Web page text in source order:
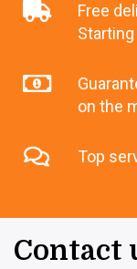
Free
on the
Top
Contact